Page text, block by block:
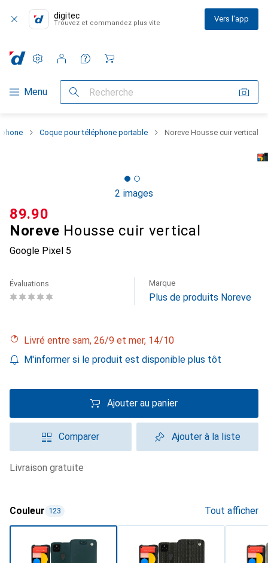
digitec
Trouvez et commandez plus vite Vers l'app
Navigation par catégorie
Menu Recherche
Paramètres
Compte client
Listes de comparaison
Listes d'envies
Panier
Coque pour téléphone portable Noreve Housse cuir vertical
2 images
Noreve Housse cuir vertical
Google Pixel 5
CHF
89.90
Évaluations Marque
Plus de produits Noreve
Livré entre sam, 26/9 et mer, 14/10
M'informer si le produit est disponible plus tôt
Ajouter au panier
Comparer Ajouter à la liste
livraison gratuite
Couleur 123 Tout afficher